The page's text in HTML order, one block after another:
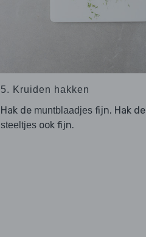
5. Kruiden hakken
Hak de muntblaadjesfijn. Hak de
steeltjesook fijn.